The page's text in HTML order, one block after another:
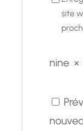
site
nine ×